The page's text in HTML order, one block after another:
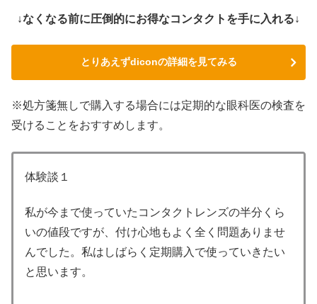
↓なくなる前に圧倒的にお得なコンタクトを手に入れる↓
とりあえずdiconの詳細を見てみる
※処方箋無しで購入する場合には定期的な眼科医の検査を
受けることをおすすめします。
体験談１
私が今まで使っていたコンタクトレンズの半分くら
いの値段ですが、付け心地もよく全く問題ありませ
んでした。私はしばらく定期購入で使っていきたい
と思います。